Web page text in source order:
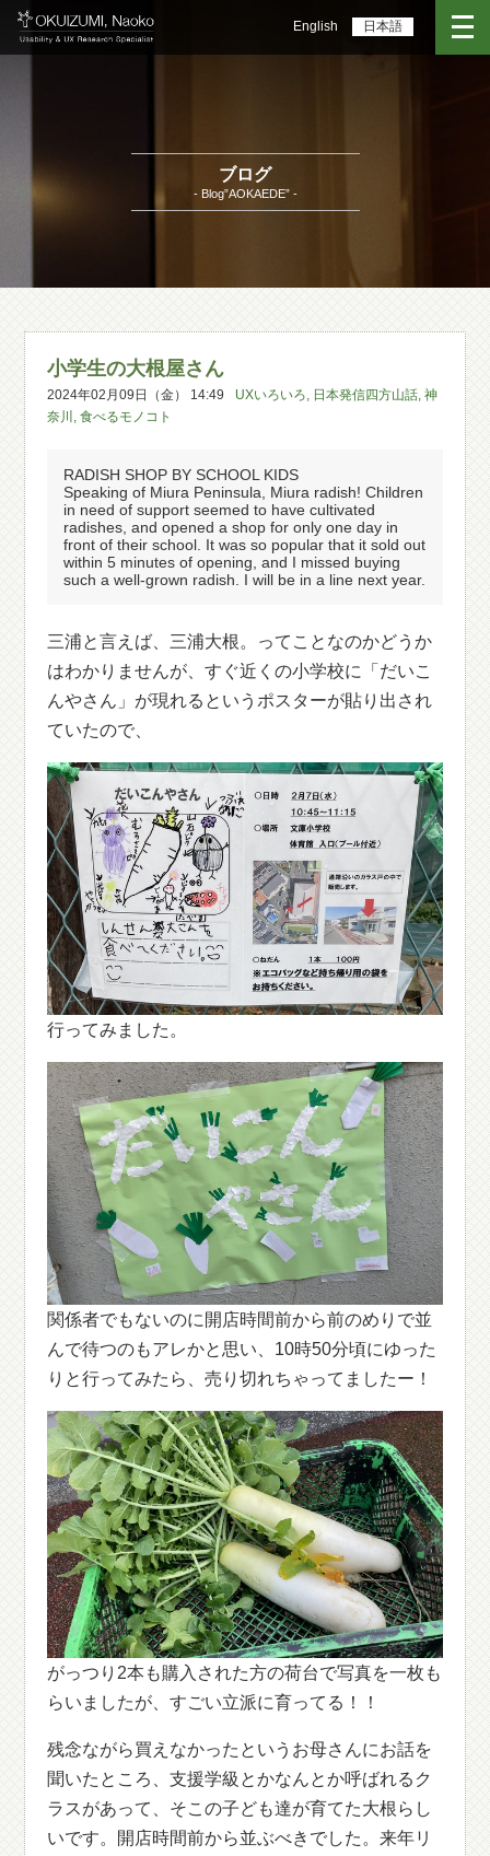
English 日本語
ブログ
- Blog”AOKAEDE” -
小学生の大根屋さん
2024年02月09日（金） 14:49 UXいろいろ, 日本発信四方山話,神
奈川 ,食べるモノコト
RADISH SHOP BY SCHOOL KIDS
Speaking of Miura Peninsula, Miura radish! Children
in need of support seemed to have cultivated
radishes, and opened a shop for only one day in
front of their school. It was so popular that it sold out
within 5 minutes of opening, and I missed buying
such a well-grown radish. I will be in a line next year.
三浦と言えば、三浦大根。ってことなのかどうか
はわかりませんが、すぐ近くの小学校に「だいこ
んやさん」が現れるというポスターが貼り出され
ていたので、
行ってみました。
関係者でもないのに開店時間前から前のめりで並
んで待つのもアレかと思い、10時50分頃にゆった
りと行ってみたら、売り切れちゃってましたー！
がっつり2本も購入された方の荷台で写真を一枚も
らいましたが、すごい立派に育ってる！！
残念ながら買えなかったというお母さんにお話を
聞いたところ、支援学級とかなんとか呼ばれるク
ラスがあって、そこの子ども達が育てた大根らし
いです。開店時間前から並ぶべきでした。来年リ